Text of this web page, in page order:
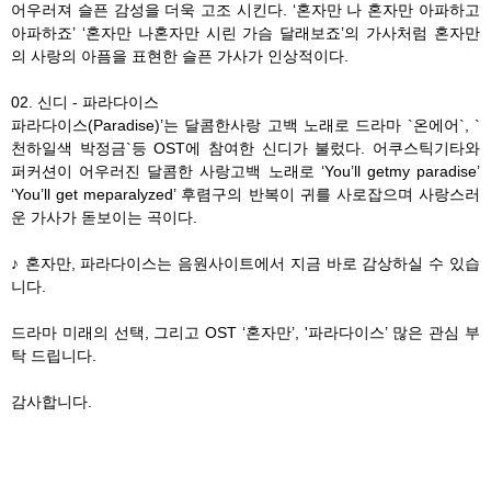
어우러져 슬픈 감성을 더욱 고조 시킨다. ‘혼자만 나 혼자만 아파하고
아파하죠’ ‘혼자만 나혼자만 시린 가슴 달래보죠’의 가사처럼 혼자만
의 사랑의 아픔을 표현한 슬픈 가사가 인상적이다.
02. 신디 - 파라다이스
파라다이스(Paradise)’는 달콤한사랑 고백 노래로 드라마 `온에어`, `
천하일색 박정금`등 OST에 참여한 신디가 불렀다. 어쿠스틱기타와
퍼커션이 어우러진 달콤한 사랑고백 노래로 ‘You’ll getmy paradise’
‘You’ll get meparalyzed’ 후렴구의 반복이 귀를 사로잡으며 사랑스러
운 가사가 돋보이는 곡이다.
♪ 혼자만, 파라다이스는 음원사이트에서 지금 바로 감상하실 수 있습
니다.
드라마 미래의 선택, 그리고 OST ‘혼자만’, '파라다이스’ 많은 관심 부
탁 드립니다.
감사합니다.